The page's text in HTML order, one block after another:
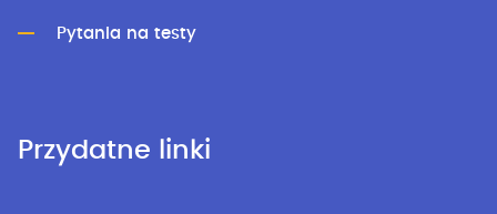
Pytania na testy
Przydatne linki